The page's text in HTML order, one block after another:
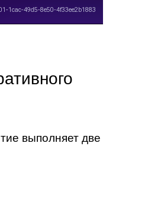
выполняет две